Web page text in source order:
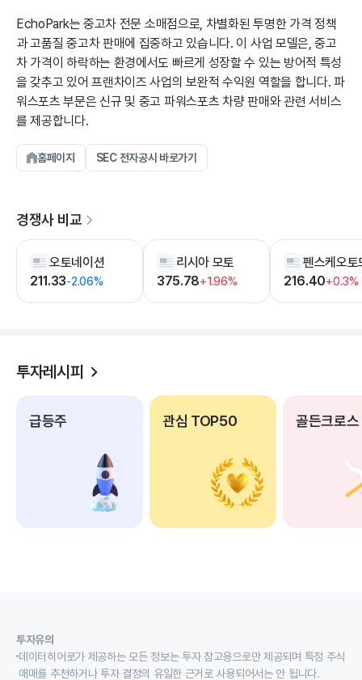
EchoPark는 중고차 전문 소매점으로, 차별화된 투명한 가격 정책
과 고품질 중고차 판매에 집중하고 있습니다. 이 사업 모델은, 중고
차 가격이 하락하는 환경에서도 빠르게 성장할 수 있는 방어적 특성
을 갖추고 있어 프랜차이즈 사업의 보완적 수익원 역할을 합니다. 파
워스포츠 부문은 신규 및 중고 파워스포츠 차량 판매와 관련 서비스
를 제공합니다.
홈페이지 SEC 전자공시 바로가기
경쟁사 비교
오토네이션
211.33-2.06%
리시아 모토
375.78+1.96% 216.40+0.3%
투자레시피
급등주 관심 TOP50 골든크로스
투자유의
데이터히어로가 제공하는 모든 정보는 투자 참고용으로만 제공되며 특정 주식
매매를 추천하거나 투자 결정의 유일한 근거로 사용되어서는 안 됩니다.